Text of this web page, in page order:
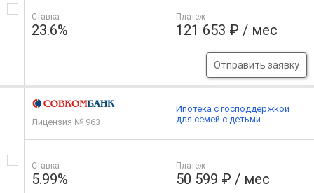
Ставка
23.6%
Платеж
121 653 ₽ / мес
Отправить заявку
Лицензия № 963
Ставка
5.99%
Платеж
50 599 ₽ / мес
Ипотека с господдержкой
для семей с детьми